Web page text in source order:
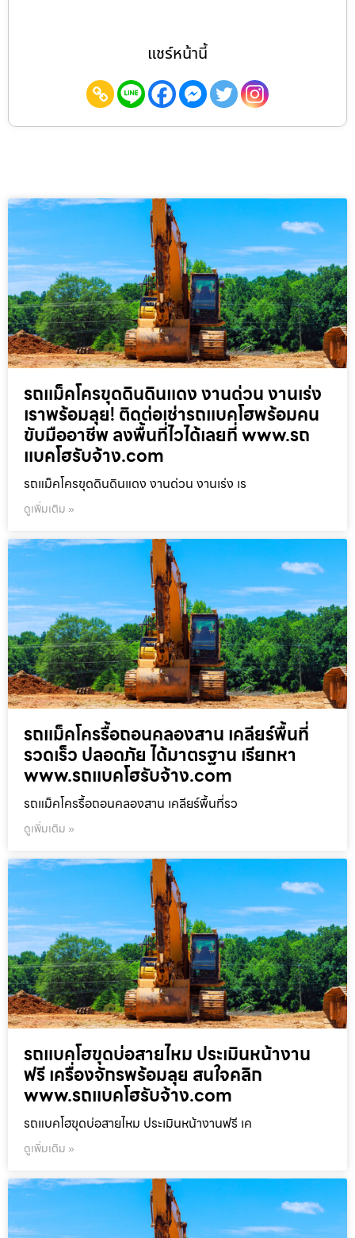
แชร์หน้านี้
รถแม็คโครขุดดินดินแดง งานด่วน งานเร่ง
เราพร้อมลุย! ติดต่อเช่ารถแบคโฮพร้อมคน
ขับมืออาชีพ ลงพื้นที่ไวได้เลยที่ www.รถ
แบคโฮรับจ้าง.com
รถแม็คโครขุดดินดินแดง งานด่วน งานเร่ง เร
ดูเพิ่มเติม »
รถแม็คโครรื้อถอนคลองสาน เคลียร์พื้นที่
รวดเร็ว ปลอดภัย ได้มาตรฐาน เรียกหา
www.รถแบคโฮรับจ้าง.com
รถแม็คโครรื้อถอนคลองสาน เคลียร์พื้นที่รว
ดูเพิ่มเติม »
รถแบคโฮขุดบ่อสายไหม ประเมินหน้างาน
ฟรี เครื่องจักรพร้อมลุย สนใจคลิก
www.รถแบคโฮรับจ้าง.com
รถแบคโฮขุดบ่อสายไหม ประเมินหน้างานฟรี เค
ดูเพิ่มเติม »